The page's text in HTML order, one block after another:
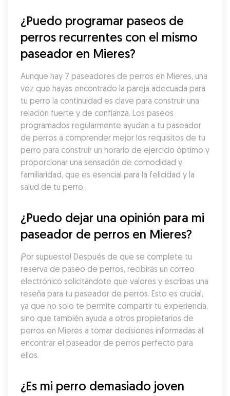
¿Puedo programar paseos de
perros recurrentes con el mismo
paseador en Mieres?
Aunque hay 7 paseadores de perros en Mieres, una
vez que hayas encontrado la pareja adecuada para
tu perro la continuidad es clave para construir una
relación fuerte y de confianza. Los paseos
programados regularmente ayudan a tu paseador
de perros a comprender mejor los requisitos de tu
perro para construir un horario de ejercicio óptimo y
proporcionar una sensación de comodidad y
familiaridad, que es esencial para la felicidad y la
salud de tu perro.
¿Puedo dejar una opinión para mi
paseador de perros en Mieres?
¡Por supuesto! Después de que se complete tu
reserva de paseo de perros, recibirás un correo
electrónico solicitándote que valores y escribas una
reseña para tu paseador de perros. Esto es crucial,
ya que no solo te permite compartir tu experiencia,
sino que también ayuda a otros propietarios de
perros en Mieres a tomar decisiones informadas al
encontrar el paseador de perros perfecto para
ellos.
¿Es mi perro demasiado joven